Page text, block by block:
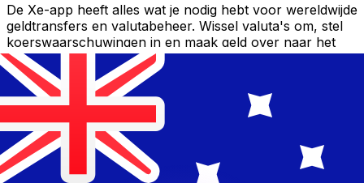
De Xe-app heeft alles wat je nodig hebt voor wereldwijde
geldtransfers en valutabeheer. Wissel valuta's om, stel
koerswaarschuwingen in en maak geld over naar het
buitenland zonder verborgen kosten. Download
vandaag nog!